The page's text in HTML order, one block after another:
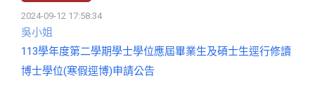
2024-09-12 17:58:34
吳小姐
113學年度第二學期學士學位應屆畢業生及碩士生逕行修讀
博士學位(寒假逕博)申請公告